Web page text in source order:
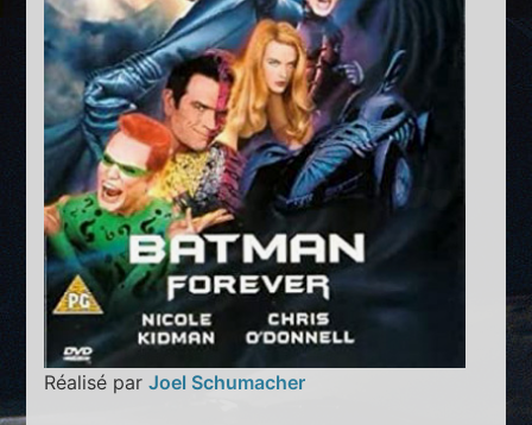
Réalisé parJoel Schumacher